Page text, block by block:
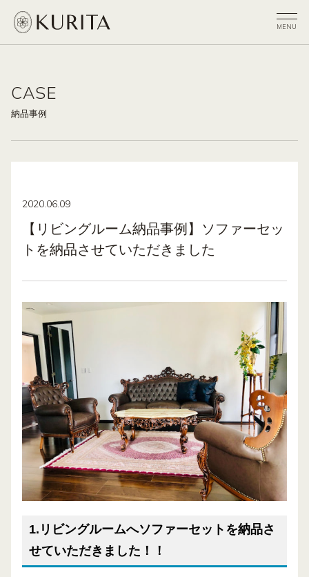
CASE
納品事例
2020.06.09
【リビングルーム納品事例】ソファーセッ
トを納品させていただきました
1.リビングルームへソファーセットを納品さ
せていただきました！！